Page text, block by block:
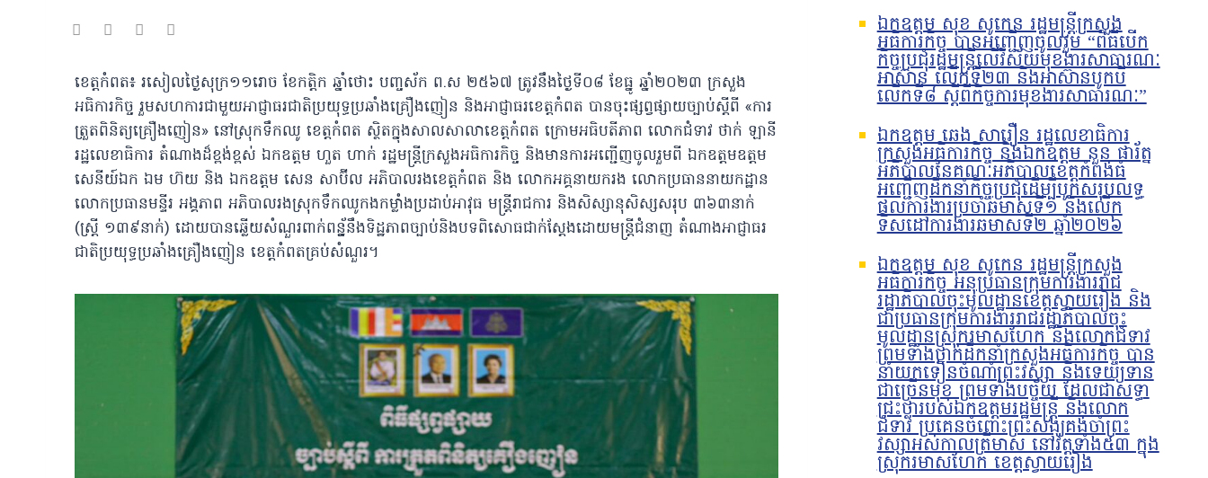
ខេត្តកំពត៖ រសៀលថ្ងៃសុក្រ១១រោច ខែកត្តិក ឆ្នាំថោះ បញ្ចស័ក ព.ស ២៥៦៧ ត្រូវនឹងថ្ងៃទី០៨ ខែធ្នូ ឆ្នាំ២០២៣ ក្រសួង
អធិការកិច្ច រួមសហការជាមួយអាជ្ញាធរជាតិ​ប្រយុទ្ធ​ប្រឆាំង​គ្រឿងញៀន​ និងអាជ្ញាធរខេត្តកំពត បានចុះផ្សព្វផ្សាយច្បាប់ស្តីពី «ការ
ត្រួតពិនិត្យគ្រឿងញៀន» នៅស្រុកទឹកឈូ ខេត្តកំពត ស្ថិតក្នុងសាលសាលាខេត្តកំពត ក្រោមអធិបតីភាព លោកជំទាវ ថាក់ ឡានី
រដ្ឋលេខាធិការ តំណាងដ៏ខ្ពង់ខ្ពស់ ឯកឧត្តម ហួត ហាក់ រដ្ឋមន្រ្តីក្រសួង​អធិការកិច្ច និង​មានការអញ្ជើញចូលរួមពី ឯកឧត្តម​ឧត្តម
សេនីយ៍​ឯក​ ឯម​ ហ៊យ និង​ ឯកឧត្តម សេន សាប៊ីល អភិបាលរងខេត្តកំពត និង លោកអគ្គនាយករង​ លោកប្រធាននាយកដ្ឋាន
លោកប្រធានមន្ទីរ អង្គភាព អភិបាលរងស្រុកទឹកឈូកងកម្លាំងប្រដាប់អាវុធ មន្រ្តីរាជការ និងសិស្សានុសិស្សសរុប ៣៦៣នាក់
(ស្ត្រី ១៣៩នាក់) ដោយបានឆ្លើយសំណួរពាក់ពន្ន្ធ័នឹងទិដ្ឋភាពច្បាប់និងបទពិសោធជាក់ស្តែងដោយមន្រ្តីជំនាញ​ តំណាងអាជ្ញាធរ
ជាតិ​ប្រយុទ្ធ​ប្រឆាំង​គ្រឿងញៀន​ ខេត្តកំពត​គ្រប់សំណួរ។
ឯកឧត្តម សុខ សូកេន រដ្ឋមន្រ្តីក្រសួង
អធិការកិច្ច បានអញ្ជើញចូលរួម “ពិធីបើក
កិច្ចប្រជុំរដ្ឋមន្ត្រីលើវិស័យមុខងារសាធារណៈ
អាស៊ាន លើកទី២៣ និងអាស៊ានបូកបី
លើកទី៨ ស្តីពីកិច្ចការមុខងារសាធារណៈ”
ឯកឧត្តម ឆេង សារឿន រដ្ឋលេខាធិការ
ក្រសួងអធិការកិច្ច និងឯកឧត្តម នួន ផារ័ត្ន
អភិបាលនៃគណៈអភិបាលខេត្តកំពង់ធំ
អញ្ជើញដឹកនាំកិច្ចប្រជុំដើម្បីបូកសរុបលទ្ធ
ផលការងារប្រចាំឆមាសទី១ និងលើក
ទិសដៅការងារឆមាសទី២ ឆ្នាំ២០២៦
ឯកឧត្តម សុខ សូកេន រដ្ឋមន្រ្តីក្រសួង
អធិការកិច្ច អនុប្រធានក្រុមការងាររាជ
រដ្ឋាភិបាលចុះមូលដ្ឋានខេត្តស្វាយរៀង និង
ជាប្រធានក្រុមការងាររាជរដ្ឋាភិបាលចុះ
មូលដ្ឋានស្រុករមាសហែក និងលោកជំទាវ
ព្រមទាំងថ្នាក់ដឹកនាំក្រសួងអធិការកិច្ច បាន
នាំយកទៀនចំណាំព្រះវស្សា និងទេយ្យទាន
ជាច្រើនមុខ ព្រមទាំងបច្ច័យ ដែលជាសទ្ធា
ជ្រះថ្លារបស់ឯកឧត្តមរដ្ឋមន្រ្តី និងលោក
ជំទាវ ប្រគេនចំពោះព្រះសង្ឃគង់ចាំព្រះ
វស្សាអស់កាលត្រីមាស នៅវត្តទាំង៥៣ ក្នុង
ស្រុករមាសហែក ខេត្តស្វាយរៀង